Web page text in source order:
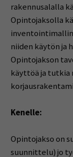
rakennusalalla
Opintojaksolla
niiden käytön ja
Opintojakson
käyttöä ja tutkia
Kenelle:
Opintojakso on
suunnittelu) jo